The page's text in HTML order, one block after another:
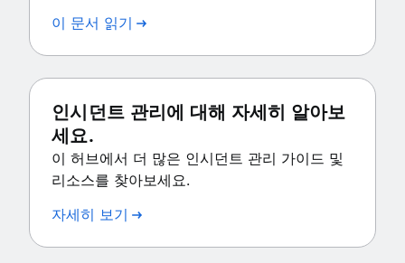
이 문서 읽기
인시던트 관리에 대해 자세히 알아보
세요.
이 허브에서 더 많은 인시던트 관리 가이드 및
리소스를 찾아보세요.
자세히 보기